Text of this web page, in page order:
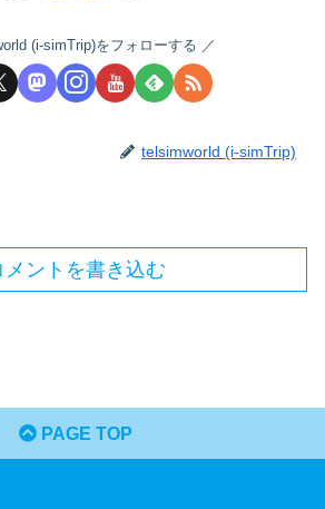
(i-simTrip)をフォローする
telsimworld (i-simTrip)
メントを書き込む
PAGE TOP